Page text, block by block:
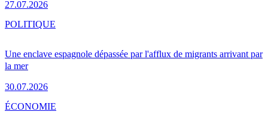
27.07.2026
Une enclave espagnole dépassée par l'afflux de migrants arrivant par
la mer
30.07.2026
POLITIQUE
ÉCONOMIE